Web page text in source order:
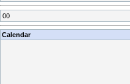
00
Calendar